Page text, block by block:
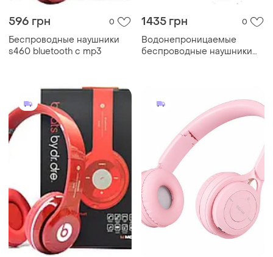
596 грн 0
Беспроводные наушники
s460 bluetooth с mp3
1435 грн 0
Водонепроницаемые
беспроводные наушники